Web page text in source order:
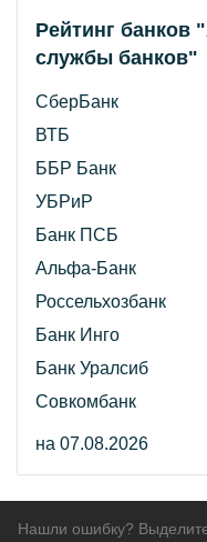
Рейтинг банков
службы банков"
СберБанк
ВТБ
ББР Банк
УБРиР
Банк ПСБ
Альфа-Банк
Россельхозбанк
Банк Инго
Банк Уралсиб
Совкомбанк
на 07.08.2026
Нашли ошибку?